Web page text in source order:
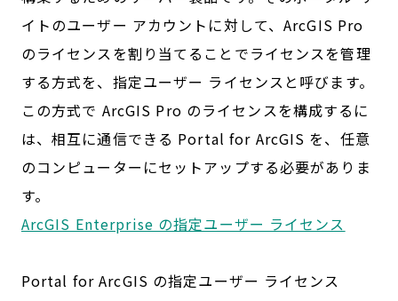
イトのユーザー アカウントに対して、ArcGIS Pro
のライセンスを割り当てることでライセンスを管理
する方式を、指定ユーザー ライセンスと呼びます。
この方式で ArcGIS Pro のライセンスを構成するに
は、相互に通信できる Portal for ArcGIS を、任意
のコンピューターにセットアップする必要がありま
す。
ArcGIS Enterprise の指定ユーザー ライセンス
Portal for ArcGIS の指定ユーザー ライセンス